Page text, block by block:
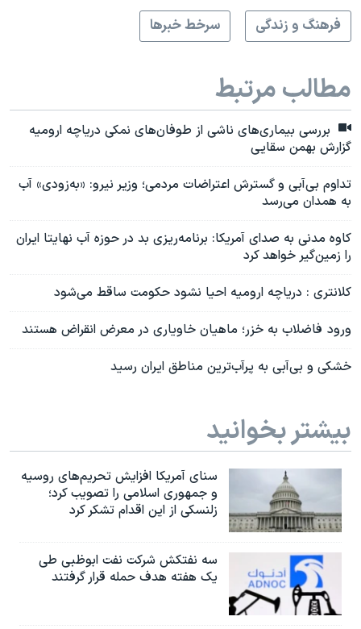
فرهنگ و زندگی
سرخط خبرها
مطالب مرتبط
بررسی بیماری‌های ناشی از طوفان‌های نمکی دریاچه ارومیه
گزارش بهمن سقایی
تداوم بی‌آبی و گسترش اعتراضات مردمی؛ وزیر نیرو: «به‌زودی» آب
به همدان می‌رسد
کاوه مدنی به صدای آمریکا: برنامه‌ریزی بد در حوزه آب نهایتا ایران
را زمین‌گیر خواهد کرد
کلانتری : دریاچه ارومیه احیا نشود حکومت ساقط می‌شود
ورود فاضلاب به خزر؛ ماهیان خاویاری در معرض انقراض هستند
خشکی و بی‌آبی به پرآب‌ترین مناطق ایران رسید
بیشتر بخوانید
سنای آمریکا افزایش تحریم‌های روسیه
و جمهوری اسلامی را تصویب کرد؛
زلنسکی از این اقدام تشکر کرد
سه نفتکش شرکت نفت ابوظبی طی
یک هفته هدف حمله قرار گرفتند